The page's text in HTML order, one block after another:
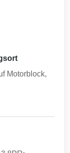
Motorblock,